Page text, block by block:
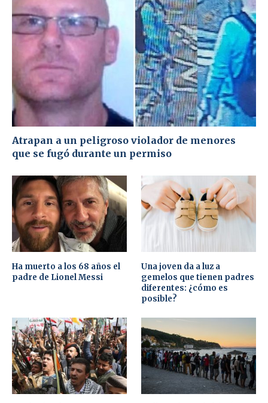
Atrapan a un peligroso violador de menores
que se fugó durante un permiso
Ha muerto a los 68 años el
padre de Lionel Messi
Una joven da a luz a
gemelos que tienen padres
diferentes: ¿cómo es
posible?